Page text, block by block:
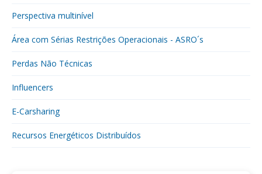
Perspectiva multinível
Área com Sérias Restrições Operacionais - ASRO´s
Perdas Não Técnicas
Influencers
E-Carsharing
Recursos Energéticos Distribuídos